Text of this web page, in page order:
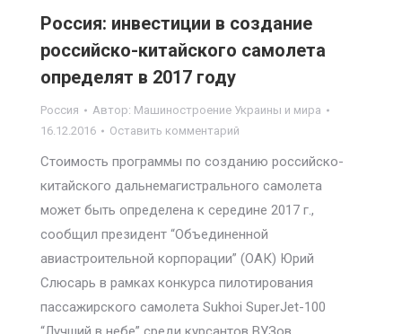
Россия: инвестиции в создание
российско-китайского самолета
определят в 2017 году
Россия Автор: Машиностроение Украины и мира
16.12.2016
Оставить комментарий
Стоимость программы по созданию российско-
китайского дальнемагистрального самолета
может быть определена к середине 2017 г.,
сообщил президент “Объединенной
авиастроительной корпорации” (ОАК) Юрий
Слюсарь в рамках конкурса пилотирования
пассажирского самолета Sukhoi SuperJet-100